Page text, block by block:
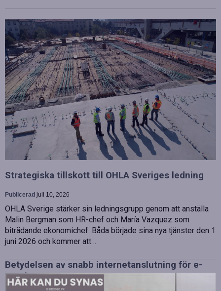
Strategiska tillskott till OHLA Sveriges ledning
Publicerad juli 10, 2026
OHLA Sverige stärker sin ledningsgrupp genom att anställa
Malin Bergman som HR-chef och María Vazquez som
biträdande ekonomichef. Båda började sina nya tjänster den 1
juni 2026 och kommer att…
Betydelsen av snabb internetanslutning för e-
sport